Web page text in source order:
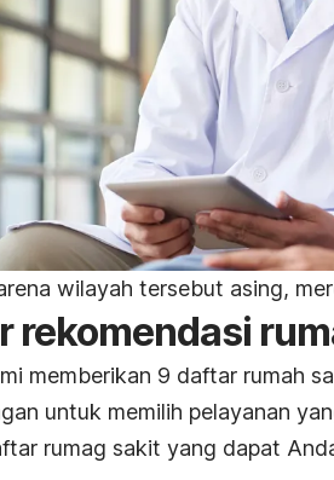
wilayah tersebut asing,
rekomendasi
memberikan 9 daftar rumah
untuk memilih pelayanan
rumag sakit yang dapat